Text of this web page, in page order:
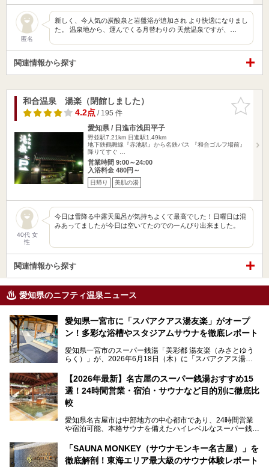
匿名
新しく、今人気の炭酸泉と岩盤浴が追加され より快適になりまし
た。 温泉地から、運んでくる月替わりの 天然温泉ですが、…
関連情報から探す
お気に入
りに追加
和合温泉 湯楽（閉館しました）
4.2点/ 195 件
愛知県 / 日進市浅田平子
野並駅7.21km 日進駅1.49km
地下鉄鶴舞線『赤池駅』から名鉄バス 『和合ゴルフ場前』
降りてすぐ …
営業時間 9:00～24:00
入浴料金 480円～
日帰り 美肌の湯
40代 女
性
今日は雪降る中露天風呂が気持ちよくて最高でした！日曜日は混
みあってましたが今日は空いてたのでのーんびり出来ました。
関連情報から探す
愛知県のニフティ温泉ニュース
愛知県一宮市に「スパアクアス湯友楽」がオープ
ン！多彩な浴槽やスタジアムサウナを徹底レポート
愛知県一宮市のスーパー銭湯「美彩都 湯友楽（みさとゆう
らく）」が、2026年6月18日（木）に「スパアクアス湯友
この地で30年にわたり愛され続けてきた施設だからこそ、
地元住民をはじめオープンを待ちわびている人も多いのでは
ないでしょうか。
老朽化した設備の補修を機に、2年前からじっくり構想を練
ってきたというだけあって、館内の充実度は想像以上。
以前の4倍に拡張したという露天エリアや10の浴槽、40人収
容の巨大なスタジアムサウナに、岩盤浴やリラクゼーション
までまるごと楽しめる施設に生まれ変わりました。
今回は、全面リニューアルして新しくなった「スパアクアス
【2026年最新】名古屋のスーパー銭湯おすすめ15
選！24時間営業・宿泊・サウナなど目的別に徹底比
較
愛知県名古屋市は中部地方の中心都市であり、24時間営業
や宿泊可能、本格サウナを備えたハイレベルなスーパー銭湯
そのため、「日々の仕事の疲れを心身ともにリセットした
い」「休日に時間を忘れて1日中ダラダラ過ごしたい」「コ
「SAUNA MONKEY（サウナモンキー名古屋）」を
徹底解剖！東海エリア最大級のサウナ体験レポート